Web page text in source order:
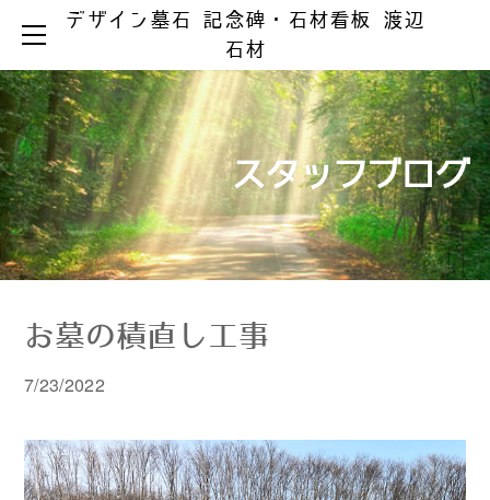
デザイン墓石 記念碑・石材看板 渡辺
石材
スタッフブログ
お墓の積直し工事
7/23/2022
HOME
お墓ができるまで
お墓の知識
お手入れとマナー
製品ラインアップ
デザイン墓石
和型墓石
洋型・和洋型墓石
彫刻・石材看板
お墓のリフォーム
リフォーム事例集
器具の取替え
文字の色入れ
メジ補修・積替え
クリーニング
墓 誌
墓じまい
納骨の仕方
会社案内
霊園情報
お問い合わせ